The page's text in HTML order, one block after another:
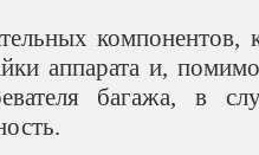
компонентов,
аппарата и,
багажа, в